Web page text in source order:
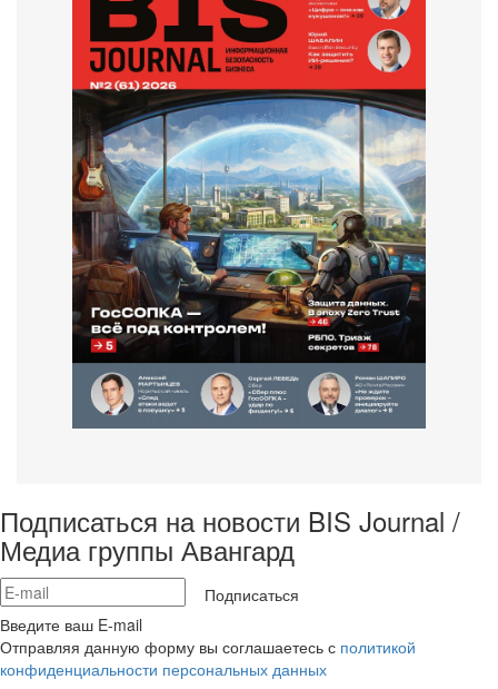
Подписаться на новости BIS Journal /
Медиа группы Авангард
Подписаться
Введите ваш E-mail
Отправляя данную форму вы соглашаетесь с политикой
конфиденциальности персональных данных